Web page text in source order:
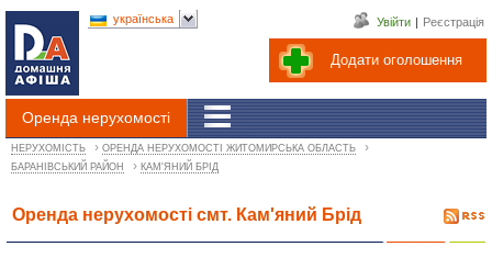
Додати оголошення
Увійти | Реєстрація
Оренда нерухомості
українська
НЕРУХОМІСТЬ › ОРЕНДА НЕРУХОМОСТІ ЖИТОМИРСЬКА ОБЛАСТЬ ›
БАРАНІВСЬКИЙ РАЙОН › КАМ'ЯНИЙ БРІД
Оренда нерухомості смт. Кам'яний Брід